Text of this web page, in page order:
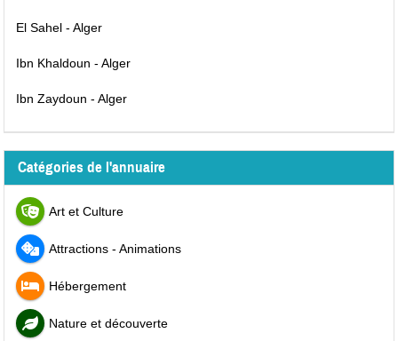
El Sahel - Alger
Ibn Khaldoun - Alger
Ibn Zaydoun - Alger
Catégories de l'annuaire
Art et Culture
Attractions - Animations
Hébergement
Nature et découverte